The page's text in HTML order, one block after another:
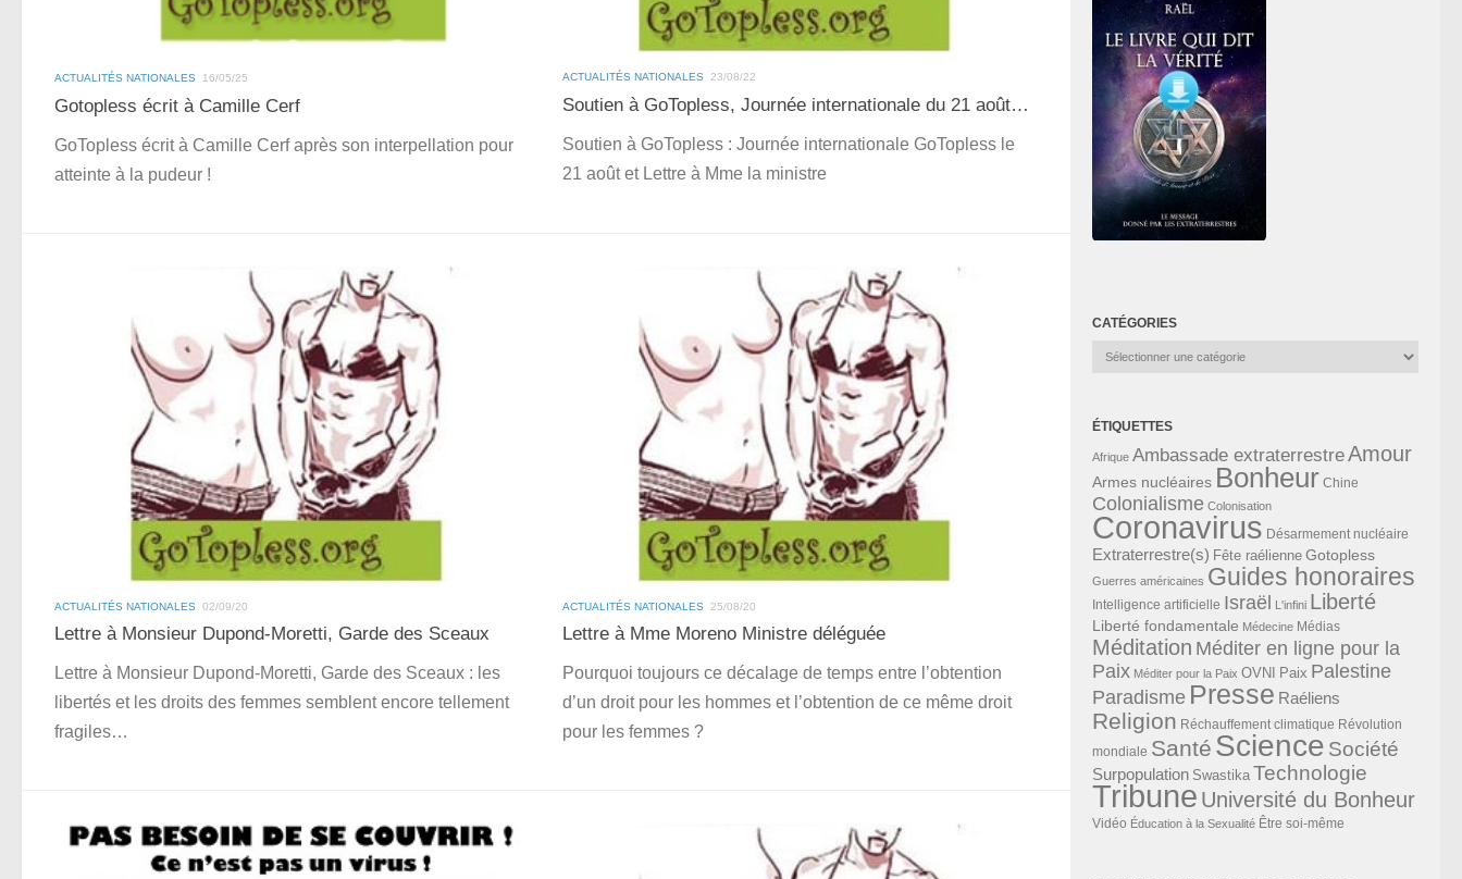
ACTUALITÉS NATIONALES 16/05/25
Gotopless écrit à Camille Cerf
GoTopless écrit à Camille Cerf après son interpellation pour
atteinte à la pudeur !
ACTUALITÉS NATIONALES 23/08/22
Soutien à GoTopless, Journée internationale du 21 août…
Soutien à GoTopless : Journée internationale GoTopless le
21 août et Lettre à Mme la ministre
ACTUALITÉS NATIONALES 02/09/20
Lettre à Monsieur Dupond-Moretti, Garde des Sceaux
Lettre à Monsieur Dupond-Moretti, Garde des Sceaux : les
libertés et les droits des femmes semblent encore tellement
fragiles…
ACTUALITÉS NATIONALES 25/08/20
Lettre à Mme Moreno Ministre déléguée
Pourquoi toujours ce décalage de temps entre l’obtention
d’un droit pour les hommes et l’obtention de ce même droit
pour les femmes ?
CATÉGORIES
Catégories
ÉTIQUETTES
Afrique Ambassade extraterrestreAmour
Armes nucléaires Bonheur Chine
Colonialisme Colonisation
Coronavirus Désarmement nucléaire
Extraterrestre(s) Fête raélienne Gotopless
Guerres américaines Guides honoraires
Intelligence artificielle Israël L'infini Liberté
Liberté fondamentale Médecine Médias
Méditation Méditer en ligne pour la
Paix Méditer pour la Paix OVNI Paix Palestine
Paradisme Presse Raéliens
Religion Réchauffement climatique Révolution
mondiale Santé Science Société
Surpopulation Swastika Technologie
Tribune Université du Bonheur
Vidéo Éducation à la Sexualité Être soi-même